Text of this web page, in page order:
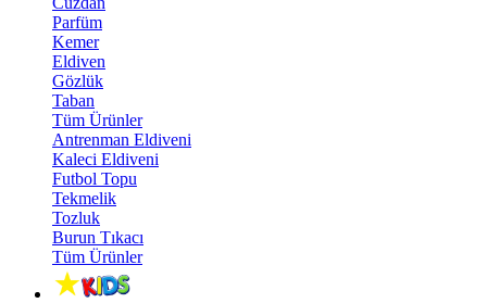
Parfüm
Kemer
Eldiven
Gözlük
Taban
Tüm Ürünler
Antrenman Eldiveni
Kaleci Eldiveni
Futbol Topu
Tekmelik
Tozluk
Burun Tıkacı
Tüm Ürünler